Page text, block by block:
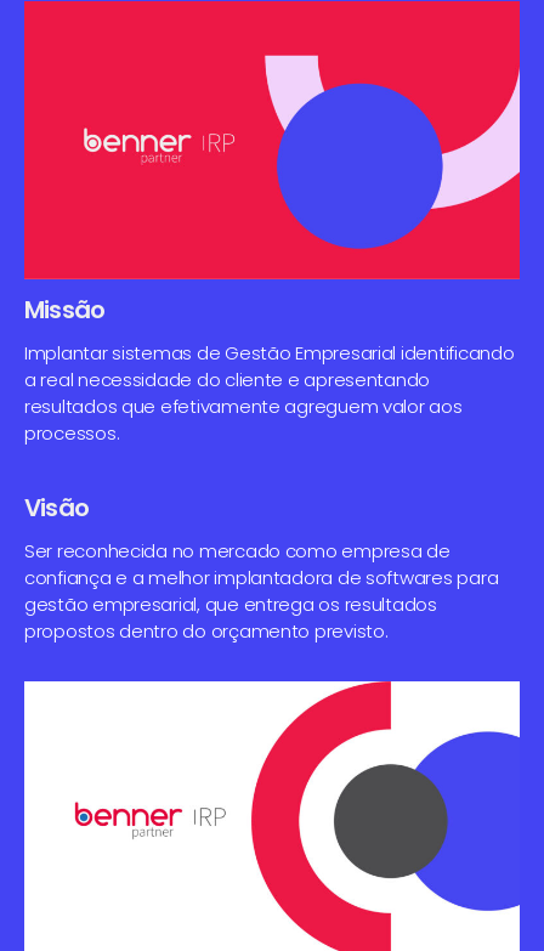
Missão
Implantar sistemas de Gestão Empresarial identificando
a real necessidade do cliente e apresentando
resultados que efetivamente agreguem valor aos
processos.
Visão
Ser reconhecida no mercado como empresa de
confiança e a melhor implantadora de softwares para
gestão empresarial, que entrega os resultados
propostos dentro do orçamento previsto.